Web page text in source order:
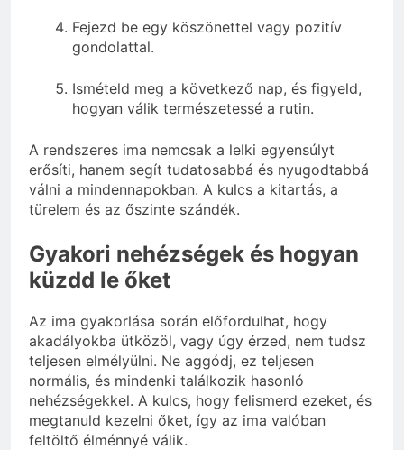
Fejezd be egy köszönettel vagy pozitív
gondolattal.
Ismételd meg a következő nap, és figyeld,
hogyan válik természetessé a rutin.
A rendszeres ima nemcsak a lelki egyensúlyt
erősíti, hanem segít tudatosabbá és nyugodtabbá
válni a mindennapokban. A kulcs a kitartás, a
türelem és az őszinte szándék.
Gyakori nehézségek és hogyan
küzdd le őket
Az ima gyakorlása során előfordulhat, hogy
akadályokba ütközöl, vagy úgy érzed, nem tudsz
teljesen elmélyülni. Ne aggódj, ez teljesen
normális, és mindenki találkozik hasonló
nehézségekkel. A kulcs, hogy felismerd ezeket, és
megtanuld kezelni őket, így az ima valóban
feltöltő élménnyé válik.